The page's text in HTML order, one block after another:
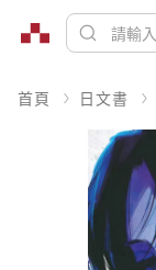
首頁 日文書